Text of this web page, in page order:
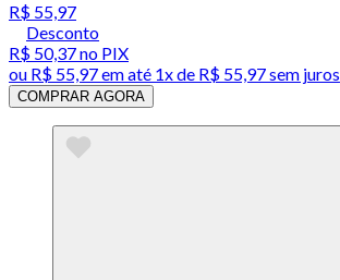
R$ 55,97
Desconto
R$ 50,37no PIX
ou R$ 55,97em até 1x de R$ 55,97sem juros
COMPRAR AGORA